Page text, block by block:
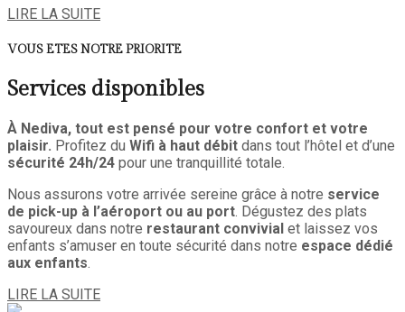
LIRE LA SUITE
VOUS ETES NOTRE PRIORITE
Services disponibles
À Nediva, tout est pensé pour votre confort et votre
plaisir. Profitez du Wifi à haut débit dans tout l’hôtel et d’une
sécurité 24h/24 pour une tranquillité totale.
Nous assurons votre arrivée sereine grâce à notre service
de pick-up à l’aéroport ou au port. Dégustez des plats
savoureux dans notre restaurant convivial et laissez vos
enfants s’amuser en toute sécurité dans notre espace dédié
aux enfants.
LIRE LA SUITE